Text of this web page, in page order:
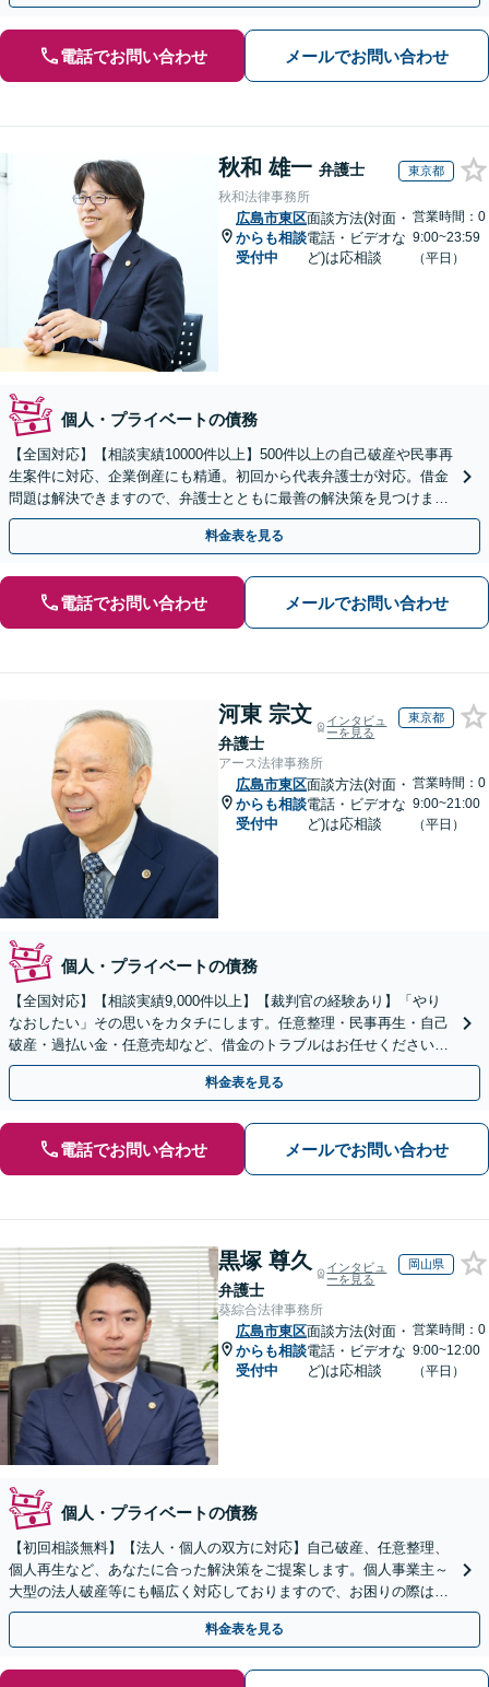
電話でお問い合わせ メールでお問い合わせ
秋和 雄一 弁護士 東京都
秋和法律事務所
広島市東区
からも相談
受付中
面談方法(対面・
電話・ビデオな
ど)は応相談
営業時間：0
9:00~23:59
（平日）
個人・プライベートの債務
【全国対応】【相談実績10000件以上】500件以上の自己破産や民事再
生案件に対応、企業倒産にも精通。初回から代表弁護士が対応。借金
問題は解決できますので、弁護士とともに最善の解決策を見つけまし
ょう【初回相談無料】【法テラス利用可】
料金表を見る
電話でお問い合わせ メールでお問い合わせ
河東 宗文
弁護士
インタビュ
ーを見る
東京都
アース法律事務所
広島市東区
からも相談
受付中
面談方法(対面・
電話・ビデオな
ど)は応相談
営業時間：0
9:00~21:00
（平日）
個人・プライベートの債務
【全国対応】【相談実績9,000件以上】【裁判官の経験あり】「やり
なおしたい」その思いをカタチにします。任意整理・民事再生・自己
破産・過払い金・任意売却など、借金のトラブルはお任せください。
【初回相談無料】【全国対応可能】
料金表を見る
電話でお問い合わせ メールでお問い合わせ
黒塚 尊久
弁護士
インタビュ
ーを見る
岡山県
葵綜合法律事務所
広島市東区
からも相談
受付中
面談方法(対面・
電話・ビデオな
ど)は応相談
営業時間：0
9:00~12:00
（平日）
個人・プライベートの債務
【初回相談無料】【法人・個人の双方に対応】自己破産、任意整理、
個人再生など、あなたに合った解決策をご提案します。個人事業主～
大型の法人破産等にも幅広く対応しておりますので、お困りの際はご
相談ください。新たなスタートを丁寧に支援いたします。
料金表を見る